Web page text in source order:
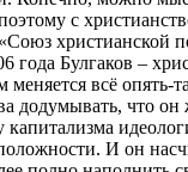
с
христианской
года Булгаков –
меняется всё
додумывать, что
И он